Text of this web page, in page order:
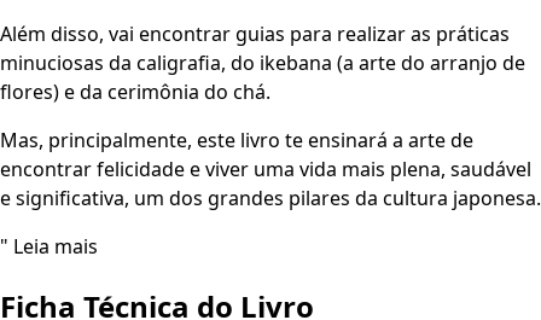
Além disso, vai encontrar guias para realizar as práticas
minuciosas da caligrafia, do ikebana (a arte do arranjo de
flores) e da cerimônia do chá.
Mas, principalmente, este livro te ensinará a arte de
encontrar felicidade e viver uma vida mais plena, saudável
e significativa, um dos grandes pilares da cultura japonesa.
" Leia mais
Ficha Técnica do Livro